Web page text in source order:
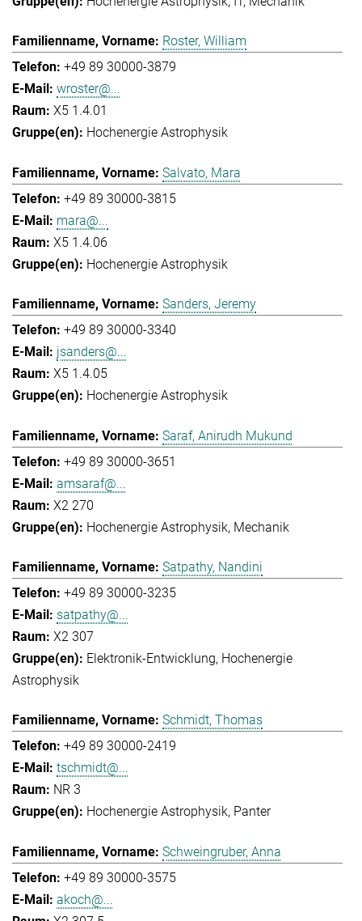
Roster, William
+49 89 30000-3879
wroster@...
X5 1.4.01
Hochenergie Astrophysik
Salvato, Mara
+49 89 30000-3815
mara@...
X5 1.4.06
Hochenergie Astrophysik
Sanders, Jeremy
+49 89 30000-3340
jsanders@...
X5 1.4.05
Hochenergie Astrophysik
Saraf, Anirudh Mukund
+49 89 30000-3651
amsaraf@...
X2 270
Hochenergie Astrophysik Mechanik
Satpathy, Nandini
+49 89 30000-3235
satpathy@...
X2 307
Elektronik-Entwicklung Hochenergie
Astrophysik
Schmidt, Thomas
+49 89 30000-2419
tschmidt@...
NR 3
Hochenergie Astrophysik Panter
Schweingruber, Anna
+49 89 30000-3575
akoch@...